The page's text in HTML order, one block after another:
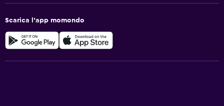
Scarica l'app momondo